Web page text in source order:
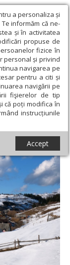
a personaliza și
informăm că ne-
și în activitatea
propuse de
fizice în
personal și privind
navigarea pe
pentru a citi și
navigării pe
fişierelor de tip
că poți modifica în
instrucțiunile
Accept
și câștigătorii
„De